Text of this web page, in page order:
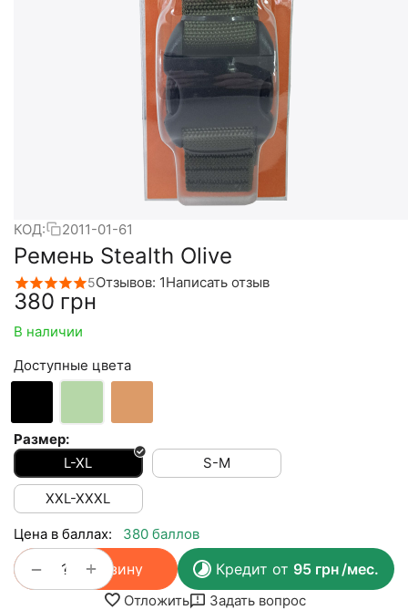
КОД: 2011-01-61
Ремень Stealth Olive
5Отзывов: 1Написать отзыв
‍380‍ грн
В наличии
Доступные цвета
Размер:
L-XL
S-M
XXL-XXXL
Цена в баллах: 380 баллов
+
− В корзину Кредит от 95 грн/мес.
Отложить Задать вопрос